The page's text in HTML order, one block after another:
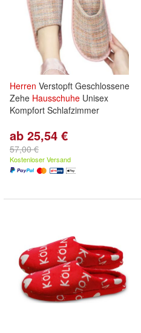
Herren Verstopft Geschlossene
Zehe Hausschuhe Unisex
Kompfort Schlafzimmer
ab 25,54 €
57,00 €
Kostenloser Versand